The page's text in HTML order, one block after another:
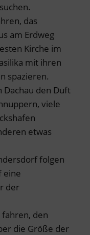
das
am Erdweg
Kirche im
mit ihren
spazieren.
Dachau den Duft
viele
etwas
folgen
eine
der
den
die Größe der